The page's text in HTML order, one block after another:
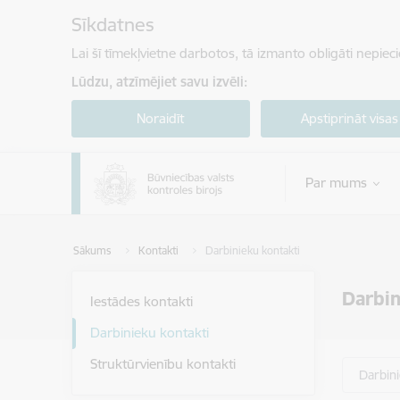
Sīkdatnes
Lai šī tīmekļvietne darbotos, tā izmanto obligāti
Lūdzu, atzīmējiet savu izvēli:
Noraidīt Apstiprināt visas
Par mums
Sākums Kontakti Darbinieku kontakti
Iestādes kontakti
Darbinieku kontakti
Struktūrvienību kontakti